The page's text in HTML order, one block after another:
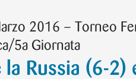
2016 – Torneo
5a Giornata
la Russia (6-